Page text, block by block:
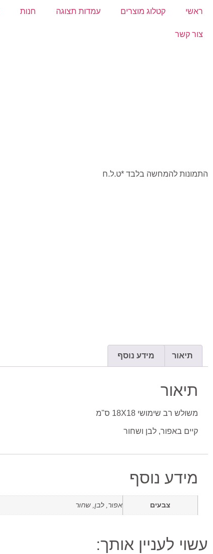
ראשי קטלוג מוצרים עמדות תצוגה חנות
צור קשר
התמונות להמחשה בלבד *ט.ל.ח
תיאור מידע נוסף
תיאור
משולש רב שימושי 18X18 ס"מ
קיים באפור, לבן ושחור
מידע נוסף
צבעים אפור, לבן, שחור
עשוי לעניין אותך: